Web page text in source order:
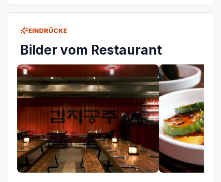
EINDRÜCKE
Bilder vom Restaurant